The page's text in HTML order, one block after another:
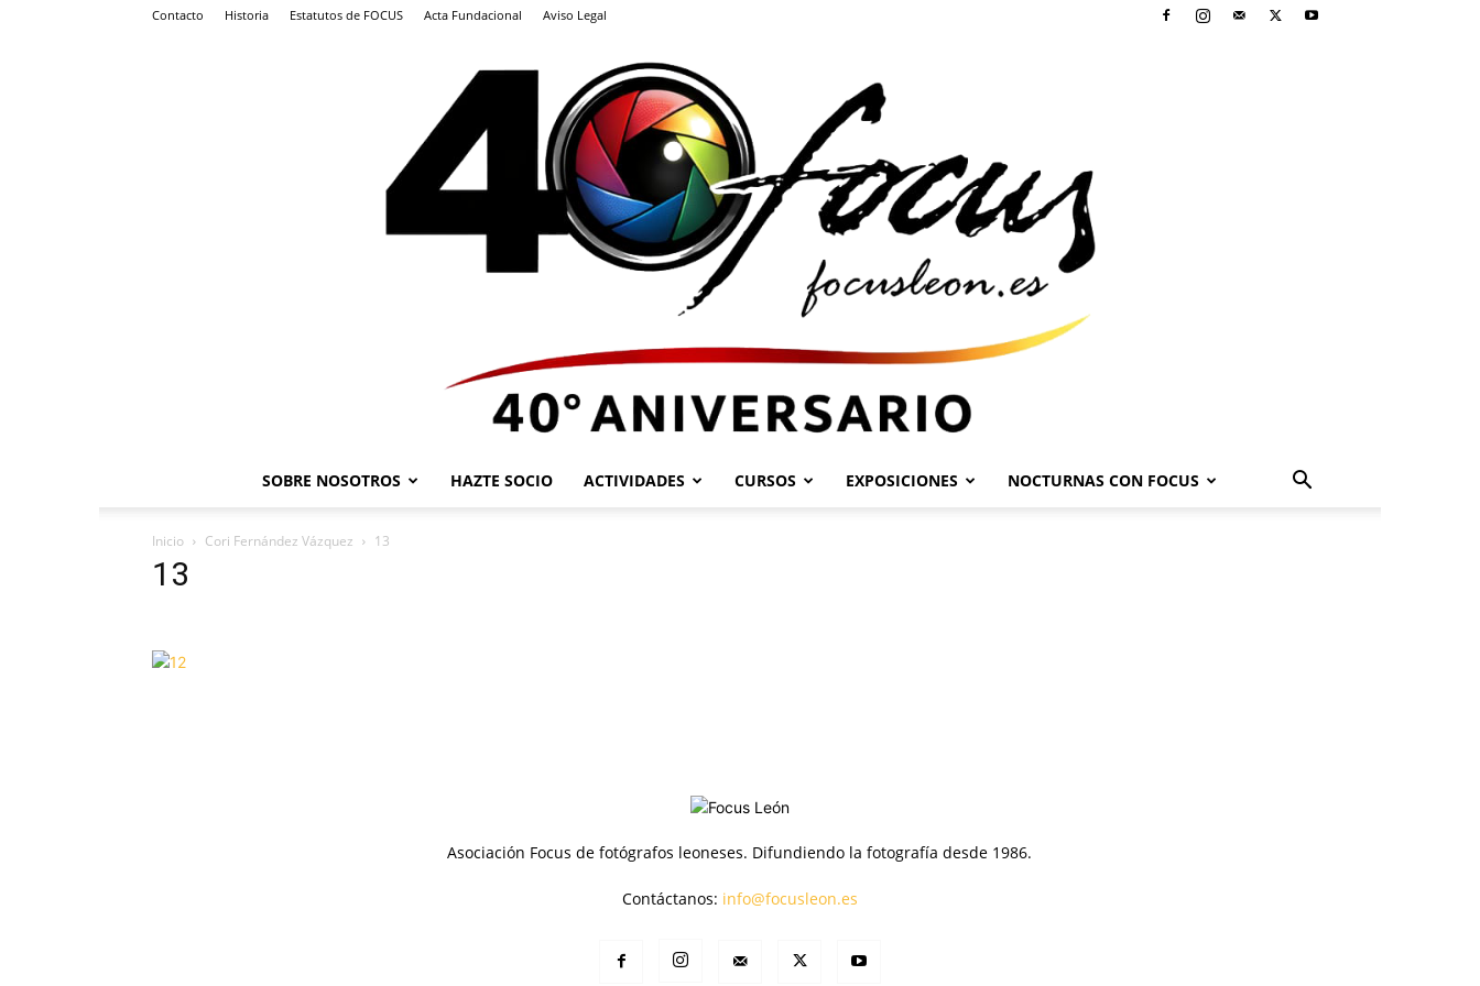
Contacto Historia Estatutos de FOCUS Acta Fundacional Aviso Legal
SOBRE NOSOTROS HAZTE SOCIO ACTIVIDADES CURSOS EXPOSICIONES NOCTURNAS CON FOCUS
Inicio Cori Fernández Vázquez 13
13
Asociación Focus de fotógrafos leoneses. Difundiendo la fotografía desde 1986.
Contáctanos: info@focusleon.es